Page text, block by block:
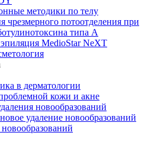
методики по телу
чрезмерного потоотделения при
типа А
MedioStar NeXT
в дерматологии
кожи и акне
новообразований
удаление новообразований